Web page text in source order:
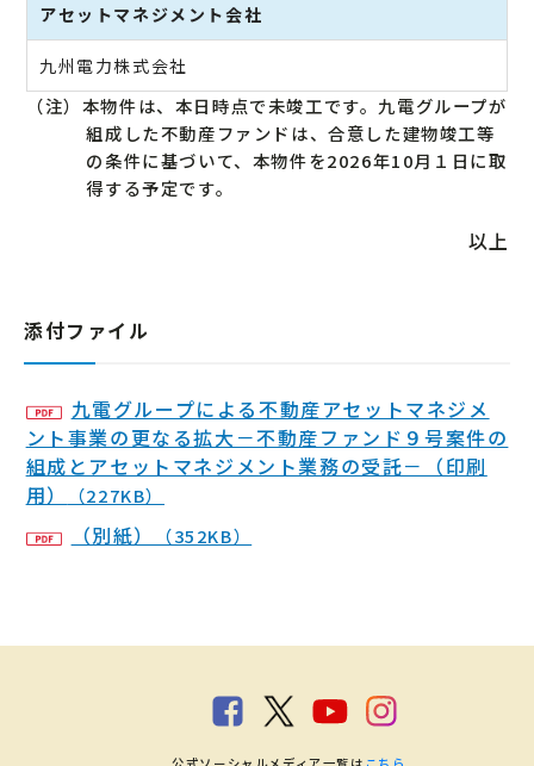
アセットマネジメント会社
九州電力株式会社
（注）本物件は、本日時点で未竣工です。九電グループが
組成した不動産ファンドは、合意した建物竣工等
の条件に基づいて、本物件を2026年10月１日に取
得する予定です。
以上
添付ファイル
九電グループによる不動産アセットマネジメ
ント事業の更なる拡大－不動産ファンド９号案件の
組成とアセットマネジメント業務の受託－（印刷
用）
（227KB）
（別紙） （352KB）